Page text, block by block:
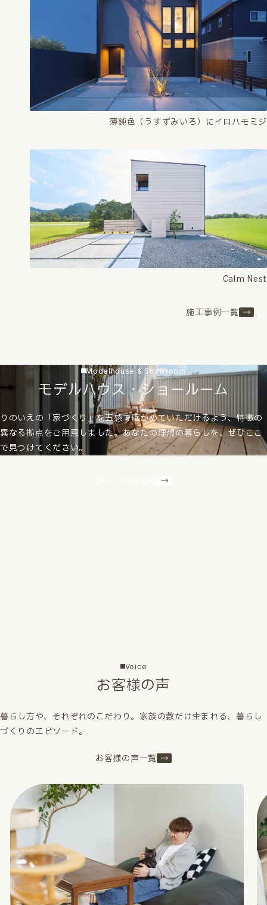
薄鈍色（うすずみいろ）にイロハモミジ
Calm Nest
施工事例一覧
Modelhouse & Showroom
モデルハウス・ショールーム
りのいえの「家づくり」を五感で確かめていただけるよう、特徴の
異なる拠点をご用意しました。あなたの理想の暮らしを、ぜひここ
で見つけてください。
Voice
お客様の声
暮らし方や、それぞれのこだわり。家族の数だけ生まれる、暮らし
づくりのエピソード。
お客様の声一覧